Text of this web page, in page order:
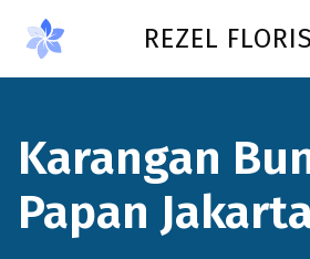
REZEL
Karangan
Papan